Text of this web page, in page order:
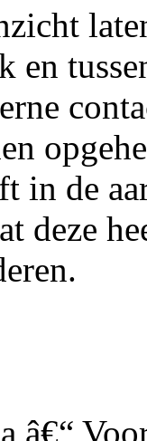
en
in de
deze
â€“